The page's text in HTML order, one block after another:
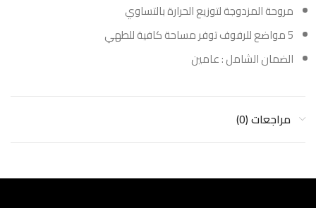
مروحة المزدوجة لتوزيع الحرارة بالتساوي
5 مواضع للرفوف توفر مساحة كافية للطهي
الضمان الشامل : عامين
مراجعات (0)